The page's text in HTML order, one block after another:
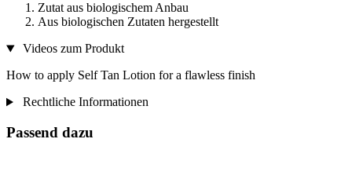
Zutat aus biologischem Anbau
Aus biologischen Zutaten hergestellt
Videos zum Produkt
How to apply Self Tan Lotion for a flawless finish
Rechtliche Informationen
Passend dazu